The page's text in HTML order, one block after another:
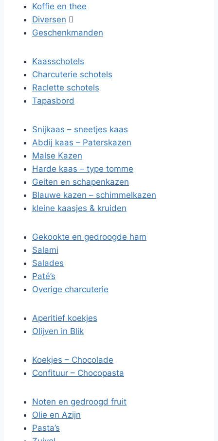
Koffie en thee
Diversen 
Geschenkmanden
Kaasschotels
Charcuterie schotels
Raclette schotels
Tapasbord
Snijkaas – sneetjes kaas
Abdij kaas – Paterskazen
Malse Kazen
Harde kaas – type tomme
Geiten en schapenkazen
Blauwe kazen – schimmelkazen
kleine kaasjes & kruiden
Gekookte en gedroogde ham
Salami
Salades
Paté’s
Overige charcuterie
Aperitief koekjes
Olijven in Blik
Koekjes – Chocolade
Confituur – Chocopasta
Noten en gedroogd fruit
Olie en Azijn
Pasta’s